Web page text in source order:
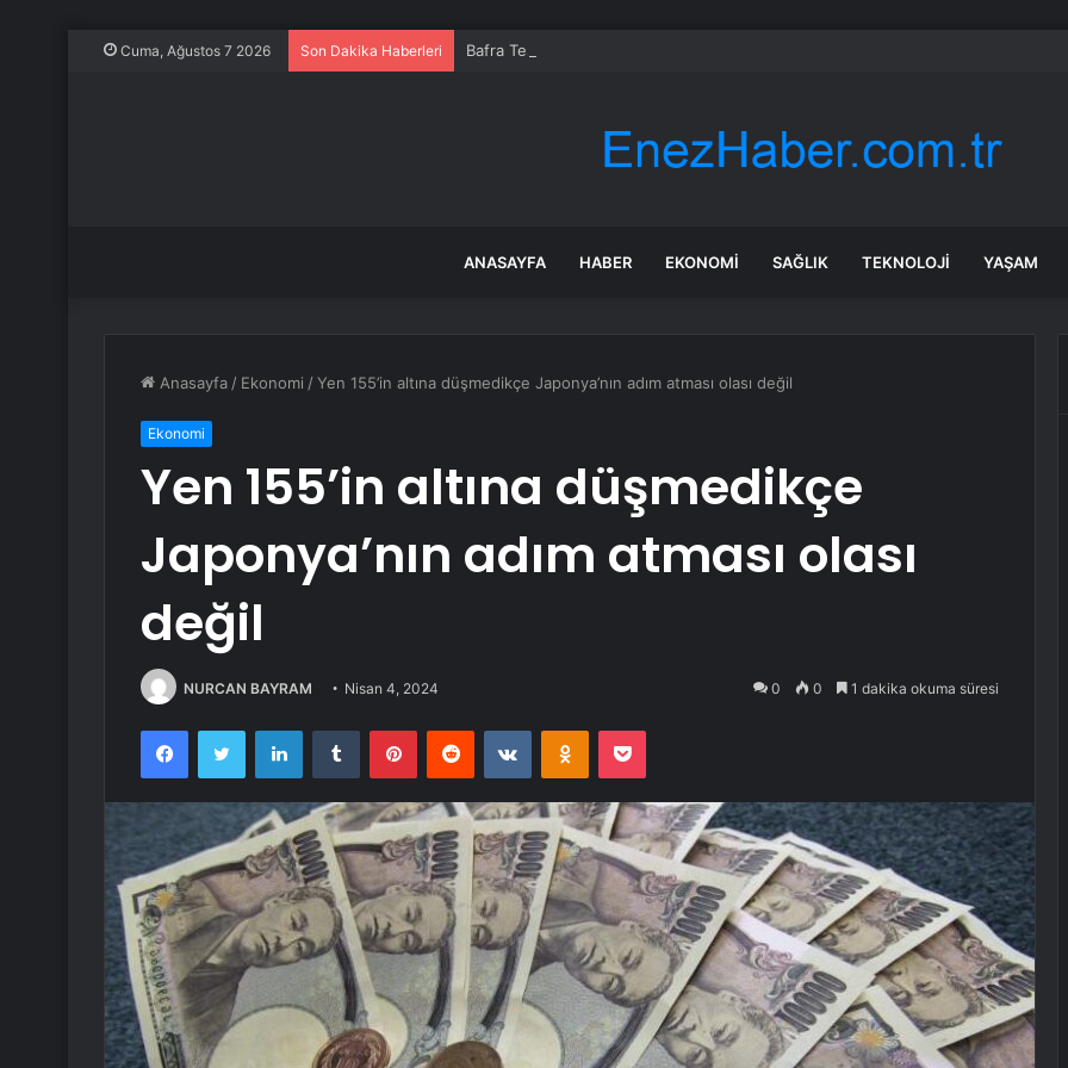
Cuma, Ağustos 7 2026 Son Dakika Haberleri Bafra Tesislerinde Engelli Dostu Yenileme
ANASAYFA HABER EKONOMI SAĞLIK TEKNOLOJI YAŞAM
Anasayfa / Ekonomi /Yen 155’in altına düşmedikçe Japonya’nın adım atması olası değil
Ekonomi
Yen 155’in altına düşmedikçe
Japonya’nın adım atması olası
değil
NURCAN BAYRAM Nisan 4, 2024 0 0 1 dakika okuma süresi
FacebookTwitter LinkedInTumblr PinterestReddit VKontakteOdnoklassniki
Pocket